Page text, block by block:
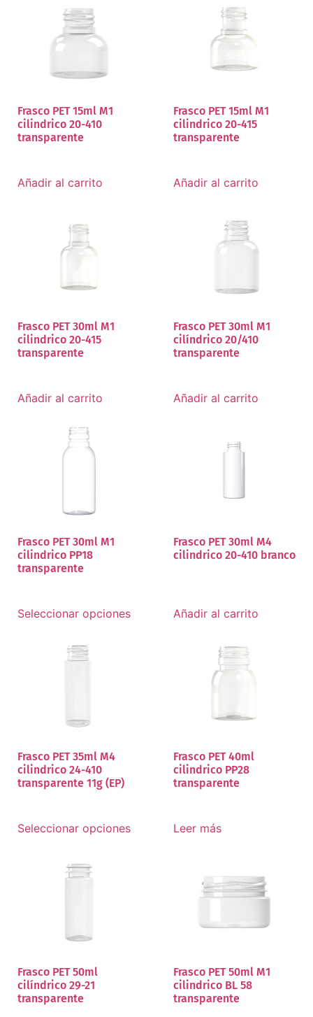
Frasco PET 15ml M1
cilindrico 20-410
transparente
Añadir al carrito
Frasco PET 15ml M1
cilindrico 20-415
transparente
Añadir al carrito
Frasco PET 30ml M1
cilindrico 20-415
transparente
Añadir al carrito
Frasco PET 30ml M1
cilíndrico 20/410
transparente
Añadir al carrito
Frasco PET 30ml M1
cilindrico PP18
transparente
Seleccionar opciones
Frasco PET 30ml M4
cilindrico 20-410 branco
Añadir al carrito
Frasco PET 35ml M4
cilindrico 24-410
transparente 11g (EP)
Seleccionar opciones
Frasco PET 40ml
cilindrico PP28
transparente
Leer más
Frasco PET 50ml
cilíndrico 29-21
transparente
Frasco PET 50ml M1
cilindrico BL 58
transparente